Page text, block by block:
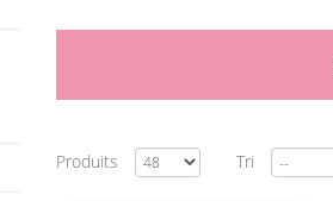
Produits Tri